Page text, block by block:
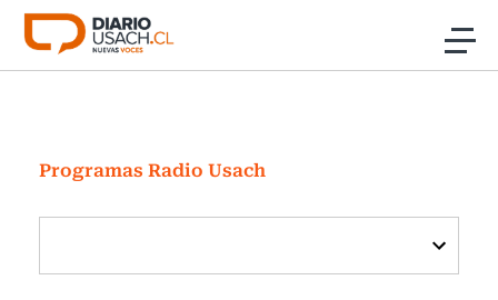
Click acá para ir directamente al contenido
Investigación
Cultura
Programas Radio y TV Usach
Programas Radio Usach